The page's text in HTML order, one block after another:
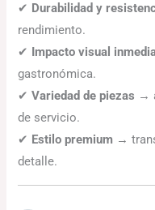
✔ Durabilidad y
rendimiento.
✔ Impacto visual
gastronómica.
✔Variedad de piezas →
de servicio.
✔ Estilo premium →
detalle.